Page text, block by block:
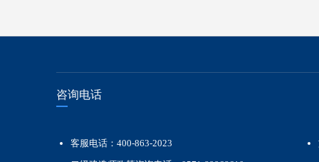
咨询电话
客服电话：400-863-2023